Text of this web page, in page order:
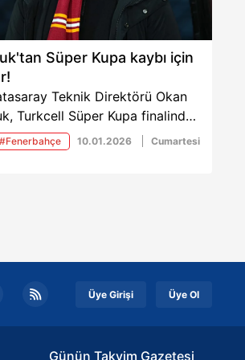
Süper Kupa kaybı için
Teknik Direktörü Okan
Turkcell Süper Kupa finalinde
2-0 kaybettikleri
ardından dikkat çeken
#Fenerbahçe 10.01.2026 Cumartesi
Üye Girişi Üye Ol
Günün Takvim Gazetesi